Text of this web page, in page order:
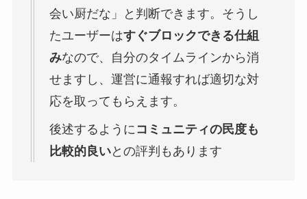
会い厨だな」と判断できます。そうし
たユーザーはすぐブロックできる仕組
みなので、自分のタイムラインから消
せますし、運営に通報すれば適切な対
応を取ってもらえます​。
後述するように コミュニティの民度も
比較的良いとの評判もあります​